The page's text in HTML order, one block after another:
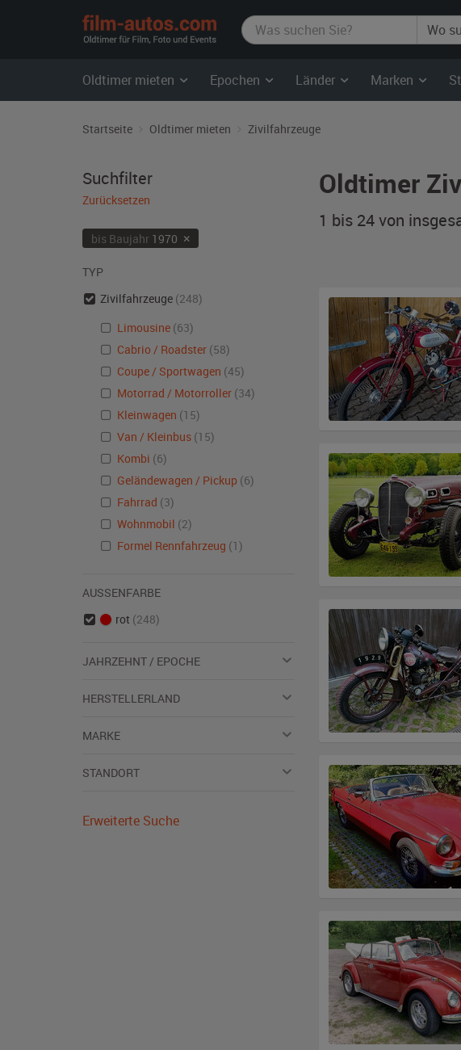
film-
autos.com
Oldtimer mieten Epochen Länder Marken
Startseite Oldtimer mieten Zivilfahrzeuge
Oldtimer
1 bis 24 von
Suchfilter
Zurücksetzen
bis Baujahr1970 ×
TYP
Zivilfahrzeuge (248)
Limousine (63)
Cabrio / Roadster (58)
Coupe / Sportwagen (45)
Motorrad / Motorroller (34)
Kleinwagen (15)
Van / Kleinbus (15)
Kombi (6)
Geländewagen / Pickup (6)
Fahrrad (3)
Wohnmobil (2)
Formel Rennfahrzeug (1)
AUSSENFARBE
rot (248)
JAHRZEHNT / EPOCHE
HERSTELLERLAND
MARKE
STANDORT
Erweiterte Suche